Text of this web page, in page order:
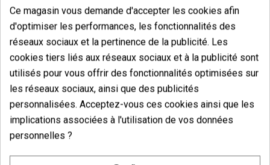
Floraison: 9-11 semaines en intérieur, mi-
octobre en extérieur.
Hauteur: 0,6-1,5 m en intérieur et 1,5-3 m en
extérieur.
Vous aimerez aussi
Ce magasin vous demande d'accepter les cookies afin
d'optimiser les performances, les fonctionnalités des
réseaux sociaux et la pertinence de la publicité. Les
cookies tiers liés aux réseaux sociaux et à la publicité sont
utilisés pour vous offrir des fonctionnalités optimisées sur
les réseaux sociaux, ainsi que des publicités
personnalisées. Acceptez-vous ces cookies ainsi que les
implications associées à l'utilisation de vos données
personnelles ?